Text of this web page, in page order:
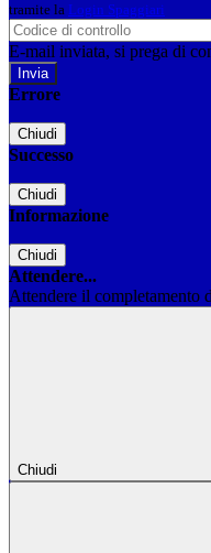
tramite la Login Spaggiari
E-mail inviata, si prega di
Errore
Chiudi
Successo
Chiudi
Informazione
Chiudi
Attendere...
Attendere il completamento
Chiudi